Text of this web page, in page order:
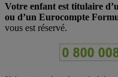
Votre enfant est titulaire
ou d’un Eurocompte
vous est réservé.